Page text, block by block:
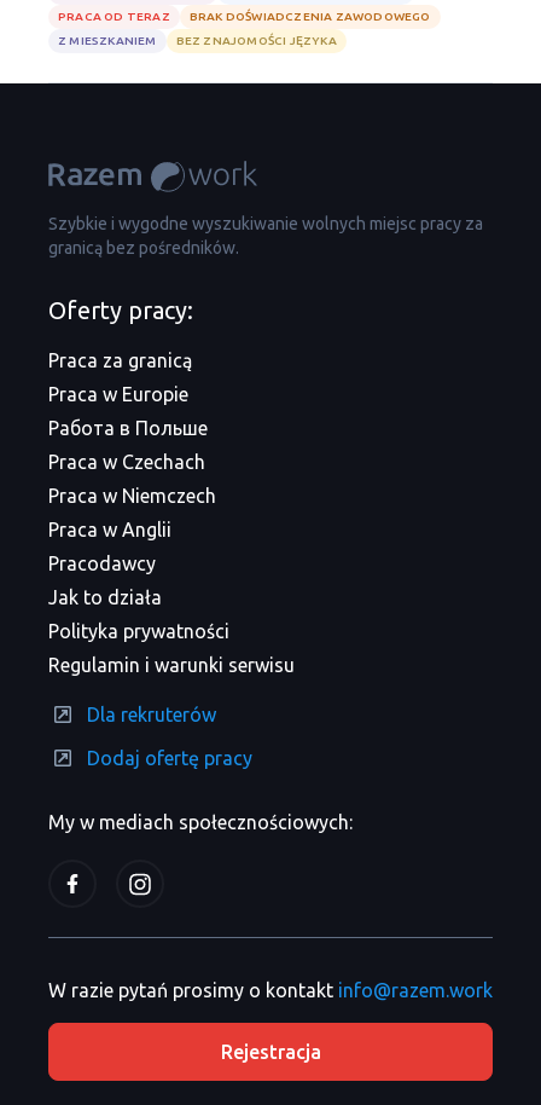
PRACA OD TERAZ
BRAK DOŚWIADCZENIA ZAWODOWEGO
Z MIESZKANIEM
BEZ ZNAJOMOŚCI JĘZYKA
Szybkie i wygodne wyszukiwanie wolnych miejsc pracy za
granicą bez pośredników.
My w mediach społecznościowych:
Oferty pracy:
Praca za granicą
Praca w Europie
Работа в Польше
Praca w Czechach
Praca w Niemczech
Praca w Anglii
Pracodawcy
Jak to działa
Polityka prywatności
Regulamin i warunki serwisu
Dla rekruterów
Dodaj ofertę pracy
W razie pytań prosimy o kontakt info@razem.work
Rejestracja